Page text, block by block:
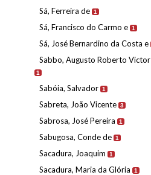
Sá, Ferreira de 1
Sá, Francisco do Carmo e 1
Sá, José Bernardino da Costa e
Sabbo, Augusto Roberto Victor
1
Sabóia, Salvador 1
Sabreta, João Vicente 3
Sabrosa, José Pereira 1
Sabugosa, Conde de 1
Sacadura, Joaquim 1
Sacadura, Maria da Glória 1